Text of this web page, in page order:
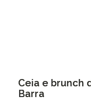
Ceia e brunch
Barra